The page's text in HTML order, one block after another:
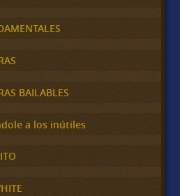
BAILABLES
a los inútiles